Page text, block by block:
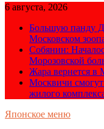
6 августа, 2026
Большую панду
Московском
Собянин:
Морозовской
Жара вернется в
Москвичи
жилого
Японское меню